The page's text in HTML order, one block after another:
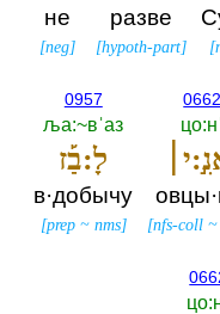
[
разве
[hypoth-part]
не
[neg]
[nfs-coll
0957
ља:~вˈаз
לָ:בַ֡ז
в·добычу
[prep~ nms]